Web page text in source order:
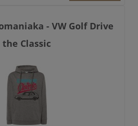
- VW Golf Drive
the Classic